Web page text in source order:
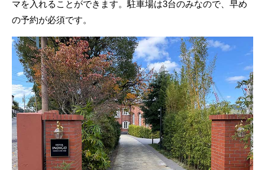
マを入れることができます。駐車場は3台のみなので、早め
の予約が必須です。